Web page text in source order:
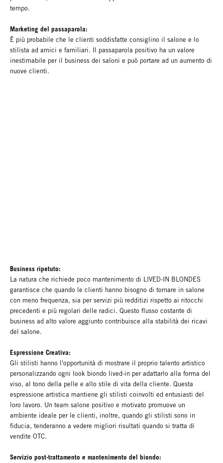
tempo.
Marketing del passaparola:
È più probabile che le clienti soddisfatte consiglino il salone e lo
stilista ad amici e familiari. Il passaparola positivo ha un valore
inestimabile per il business dei saloni e può portare ad un aumento di
nuove clienti.
Business ripetuto:
La natura che richiede poco mantenimento di LIVED-IN BLONDES
garantisce che quando le clienti hanno bisogno di tornare in salone
con meno frequenza, sia per servizi più redditizi rispetto ai ritocchi
precedenti e più regolari delle radici. Questo flusso costante di
business ad alto valore aggiunto contribuisce alla stabilità dei ricavi
del salone.
Espressione Creativa:
Gli stilisti hanno l'opportunità di mostrare il proprio talento artistico
personalizzando ogni look biondo lived-in per adattarlo alla forma del
viso, al tono della pelle e allo stile di vita della cliente. Questa
espressione artistica mantiene gli stilisti coinvolti ed entusiasti del
loro lavoro. Un team salone positivo e motivato promuove un
ambiente ideale per le clienti, inoltre, quando gli stilisti sono in
fiducia, tenderanno a vedere migliori risultati quando si tratta di
vendite OTC.
Servizio post-trattamento e mantenimento del biondo: